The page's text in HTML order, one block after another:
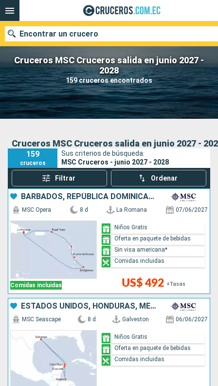
Cruceros MSC Cruceros salida en junio 2027 -
2028
159 cruceros encontrados
Encontrar un crucero
Nuestros destinos
Fecha de salida
Buscar
Cruceros MSC Cruceros salida en junio 2027 -
159
cruceros
Sus criterios de búsqueda:
MSC Cruceros - junio 2027 - 2028
Filtrar Ordenar
BARBADOS, REPÚBLICA DOMINICANA
Comidas incluidas
MSC Opera 8 d La Romana 07/06/2027
US$ 492 +Tasas
Niños Gratis
Oferta en paquete de bebidas
Sin visa americana*
Comidas incluidas
ESTADOS UNIDOS, HONDURAS, MÉXICO
MSC Seascape 8 d Galveston 06/06/2027
Niños Gratis
Oferta en paquete de bebidas
Comidas incluidas